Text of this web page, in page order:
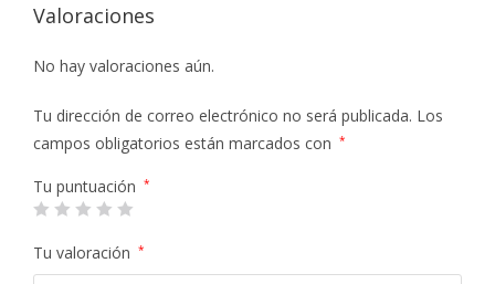
Valoraciones
No hay valoraciones aún.
Tu dirección de correo electrónico no será publicada. Los
campos obligatorios están marcados con *
Tu puntuación *
Tu valoración *